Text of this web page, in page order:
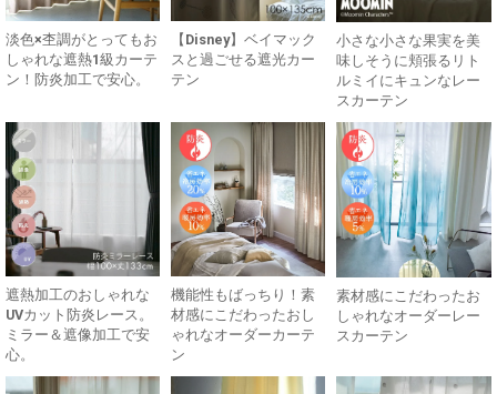
淡色×杢調がとってもお
しゃれな遮熱1級カーテ
ン！防炎加工で安心。
【Disney】ベイマック
スと過ごせる遮光カー
テン
小さな小さな果実を美
味しそうに頬張るリト
ルミイにキュンなレー
スカーテン
遮熱加工のおしゃれな
UVカット防炎レース。
ミラー＆遮像加工で安
心。
機能性もばっちり！素
材感にこだわったおし
ゃれなオーダーカーテ
ン
素材感にこだわったお
しゃれなオーダーレー
スカーテン